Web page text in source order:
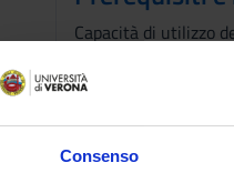
Consenso
Capacità di utilizzo
Programma
Il corso ha una
dei dati e di